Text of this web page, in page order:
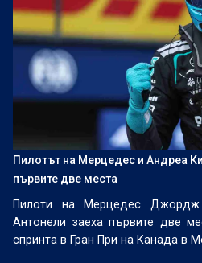
Пилотът на Мерцедес и Андреа
първите две места
Пилоти на Мерцедес
Антонели заеха първите две
спринта в Гран При на Канада в